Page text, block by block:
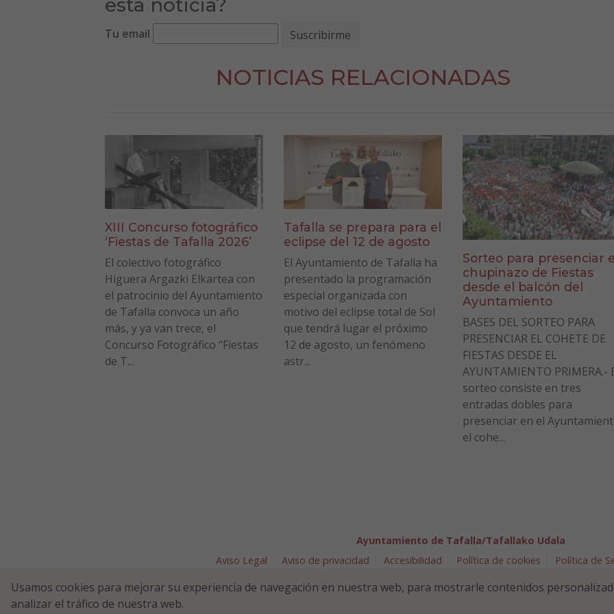
Tu email
NOTICIAS RELACIONADAS
XIII Concurso fotográfico
‘Fiestas de Tafalla 2026’
El colectivo fotográfico
Higuera Argazki Elkartea con
el patrocinio del Ayuntamiento
de Tafalla convoca un año
más, y ya van trece, el
Concurso Fotográfico “Fiestas
de T...
Tafalla se prepara para el
eclipse del 12 de agosto
El Ayuntamiento de Tafalla ha
presentado la programación
especial organizada con
motivo del eclipse total de Sol
que tendrá lugar el próximo
12 de agosto, un fenómeno
astr...
Sorteo para presenciar
chupinazo de Fiestas
desde el balcón del
Ayuntamiento
BASES DEL SORTEO PARA
PRESENCIAR EL COHETE DE
FIESTAS DESDE EL
AYUNTAMIENTO PRIMERA.-
sorteo consiste en tres
entradas dobles para
presenciar en el
el cohe...
Ayuntamiento de Tafalla/Tafallako Udala
Aviso Legal
Aviso de privacidad Accesibilidad Política de cookies
Política de
Plaza Navarra 5 - 31300 Tafalla (NAVARRA)
948 70 18 11
Usamos cookies para mejorar su experiencia de navegación en nuestra web, para mostrarle contenidos
analizar el tráfico de nuestra web.